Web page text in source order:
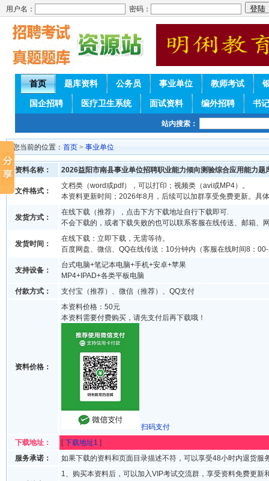
用户名： 密码：
首页 题库资料 公务员 事业单位 教师考试
国企招聘 医疗卫生系统 面试资料 编外招聘 书
站内搜索：
您当前的位置： 首页 > 事业单位
资料名称： 2026益阳市南县事业单位招聘职业能力倾向测验综合应用能力题
文件格式：
文档类（word或pdf），可以打印；视频类（avi或MP4）。
本资料更新时间；2026年8月，后续可以加群享受免费更新。具
发货方式：
在线下载（推荐），点击下方下载地址自行下载即可.
不会下载的，或者下载失败的也可以联系客服在线传送、邮箱、
发货时间：
在线下载：立即下载，无需等待。
百度网盘、微信、QQ在线传送：10分钟内（客服在线时间8：
支持设备：
台式电脑+笔记本电脑+手机+安卓+苹果
MP4+IPAD+各类平板电脑
付款方式：
支付宝（推荐）、微信（推荐）、QQ支付
资料价格：
本资料价格：50元
本资料需要付费购买，请先支付后再下载哦！
扫码支付
下载地址：
[下载地址1 ]
服务承诺：
如果下载的资料和页面目录描述不符，可以享受48小时内退货服
1、购买本资料后，可以加入VIP考试交流群，享受资料免费更新